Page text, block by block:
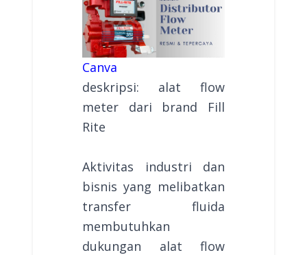
Canva
deskripsi: alat flow
meter dari brand Fill
Rite
Aktivitas industri dan
bisnis yang melibatkan
transfer fluida
membutuhkan
dukungan alat flow